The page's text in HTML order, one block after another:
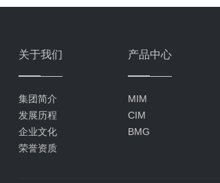
关于我们
集团简介
发展历程
企业文化
荣誉资质
产品中心
MIM
CIM
BMG